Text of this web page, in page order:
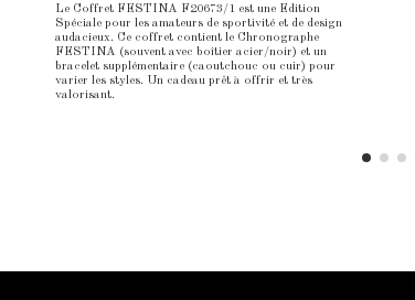
Le Coffret FESTINA F20673/1 est une Edition
Spéciale pour les amateurs de sportivité et de design
audacieux. Ce coffret contient le Chronographe
FESTINA (souvent avec boîtier acier/noir) et un
bracelet supplémentaire (caoutchouc ou cuir) pour
varier les styles. Un cadeau prêt à offrir et très
valorisant.